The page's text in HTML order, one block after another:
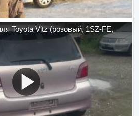
Toyota Vitz (розовый, 1SZ-FE,